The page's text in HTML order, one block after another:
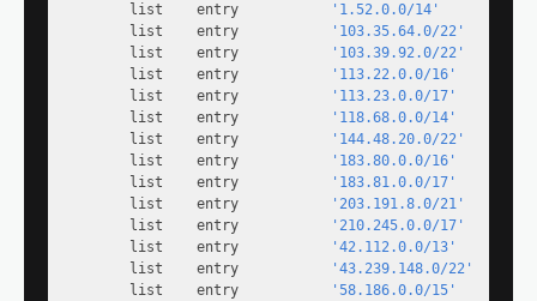
        list    entry
'1.52.0.0/14'
        list    entry
'103.35.64.0/22'
        list    entry
'103.39.92.0/22'
        list    entry
'113.22.0.0/16'
        list    entry
'113.23.0.0/17'
        list    entry
'118.68.0.0/14'
        list    entry
'144.48.20.0/22'
        list    entry
'183.80.0.0/16'
        list    entry
'183.81.0.0/17'
        list    entry
'203.191.8.0/21'
        list    entry
'210.245.0.0/17'
        list    entry
'42.112.0.0/13'
        list    entry
'43.239.148.0/22'
        list    entry
'58.186.0.0/15'